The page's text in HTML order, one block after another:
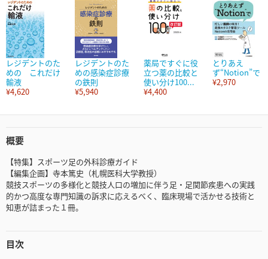
レジデントのた
めの これだけ
輸液
¥4,620
レジデントのた
めの感染症診療
の鉄則
¥5,940
薬局ですぐに役
立つ薬の比較と
使い分け100...
¥4,400
とりあえ
ず“Notion”で
¥2,970
概要
【特集】スポーツ足の外科診療ガイド
【編集企画】寺本篤史（札幌医科大学教授）
競技スポーツの多様化と競技人口の増加に伴う足・足関節疾患への実践
的かつ高度な専門知識の訴求に応えるべく、臨床現場で活かせる技術と
知恵が詰まった１冊。
目次